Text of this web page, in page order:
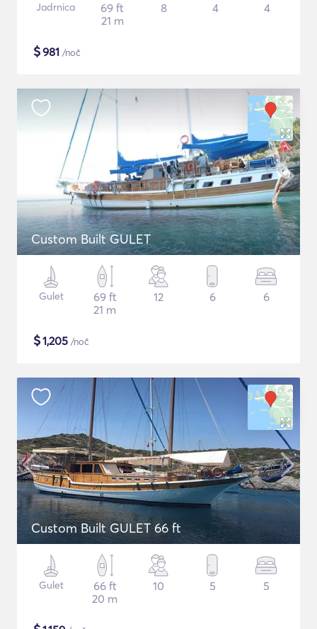
Jadrnica
69 ft
21 m
8 4 4
$981 /noč
Custom Built GULET
Gulet
69 ft
21 m
12 6 6
$1,205 /noč
Custom Built GULET 66 ft
Gulet
66 ft
20 m
10 5 5